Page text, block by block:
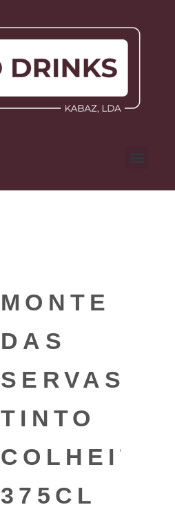
MONTE
DAS
SERVAS
TINTO
COLHEITA
375CL